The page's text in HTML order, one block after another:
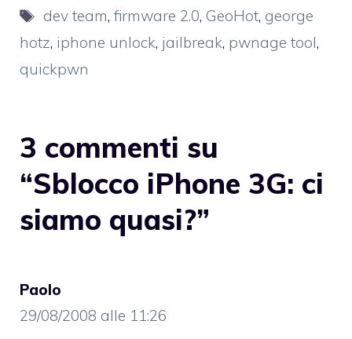
Tag
dev team,firmware 2.0, GeoHot, george
hotz, iphone unlock, jailbreak, pwnage tool,
quickpwn
3 commenti su
“Sblocco iPhone 3G: ci
siamo quasi?”
Paolo
29/08/2008 alle 11:26